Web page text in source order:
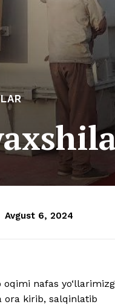
Avgust 6, 2024
nafas
ora kirib, salqinlatib